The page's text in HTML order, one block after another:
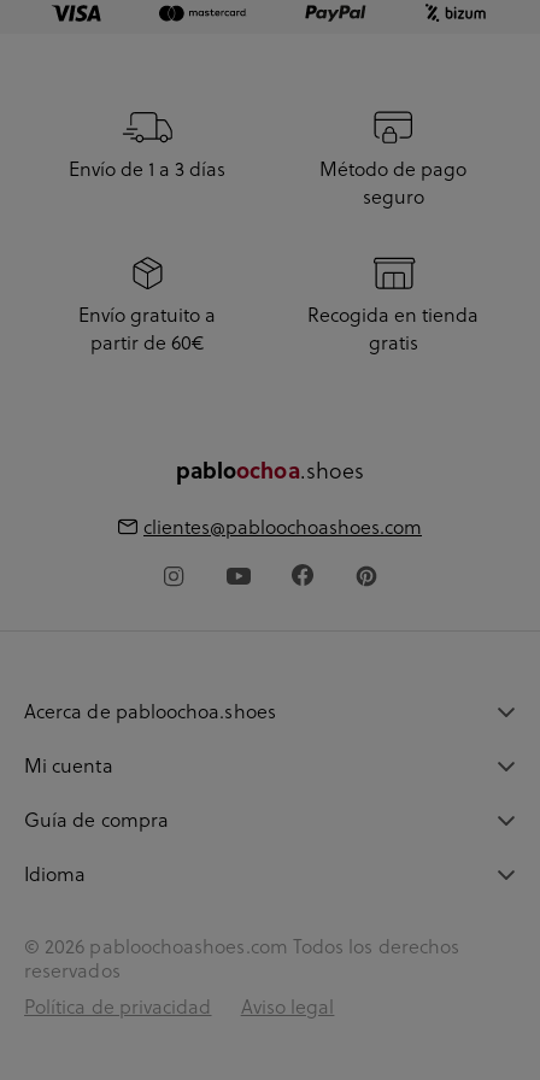
Envío de 1 a 3 días
Método de pago
seguro
Envío gratuito a
partir de 60€
Recogida en tienda
gratis
pabloochoa.shoes
clientes@pabloochoashoes.com
Acerca de pabloochoa.shoes
Mi cuenta
Guía de compra
Idioma
© 2026 pabloochoashoes.com Todos los derechos
reservados
Política de privacidad
Aviso legal